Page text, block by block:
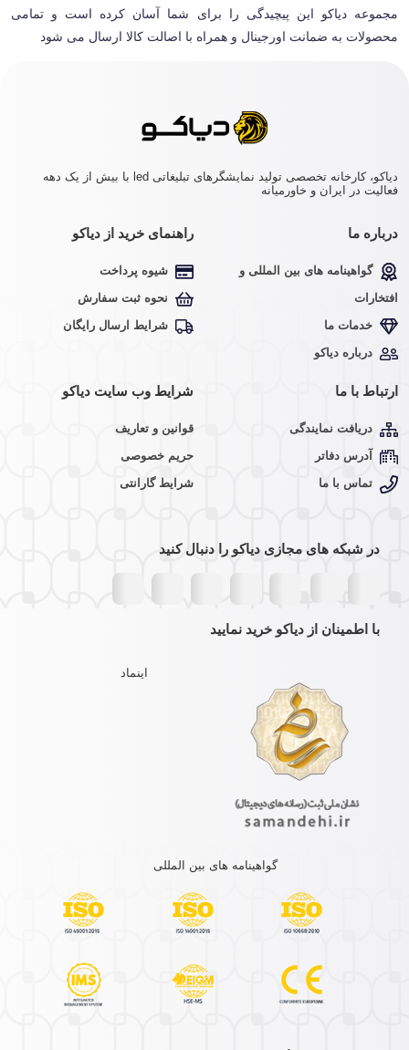
مجموعه دیاکو این پیچیدگی را برای شما آسان کرده است و تمامی
محصولات به ضمانت اورجینال و همراه با اصالت کالا ارسال می شود
دیاکو، کارخانه تخصصی تولید نمایشگرهای تبلیغاتی led با بیش از یک دهه
فعالیت در ایران و خاورمیانه
درباره ما
گواهینامه های بین المللی و
افتخارات
خدمات ما
درباره دیاکو
راهنمای خرید از دیاکو
شیوه پرداخت
نحوه ثبت سفارش
شرایط ارسال رایگان
ارتباط با ما
دریافت نمایندگی
آدرس دفاتر
تماس با ما
شرایط وب سایت دیاکو
قوانین و تعاریف
حریم خصوصی
شرایط گارانتی
در شبکه های مجازی دیاکو را دنبال کنید
با اطمینان از دیاکو خرید نمایید
اینماد
گواهینامه های بین المللی